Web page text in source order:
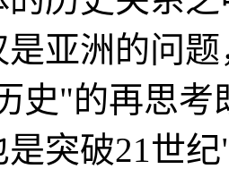
是亚洲的问
史"的再思考
是突破21世